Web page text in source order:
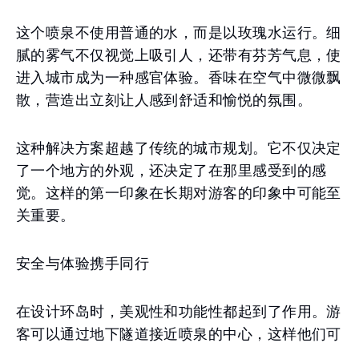
这个喷泉不使用普通的水，而是以玫瑰水运行。细
腻的雾气不仅视觉上吸引人，还带有芬芳气息，使
进入城市成为一种感官体验。香味在空气中微微飘
散，营造出立刻让人感到舒适和愉悦的氛围。
这种解决方案超越了传统的城市规划。它不仅决定
了一个地方的外观，还决定了在那里感受到的感
觉。这样的第一印象在长期对游客的印象中可能至
关重要。
安全与体验携手同行
在设计环岛时，美观性和功能性都起到了作用。游
客可以通过地下隧道接近喷泉的中心，这样他们可